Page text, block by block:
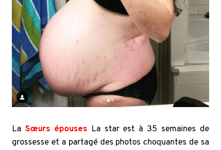
La Sœurs épouses La star est à 35 semaines de
grossesse et a partagé des photos choquantes de sa